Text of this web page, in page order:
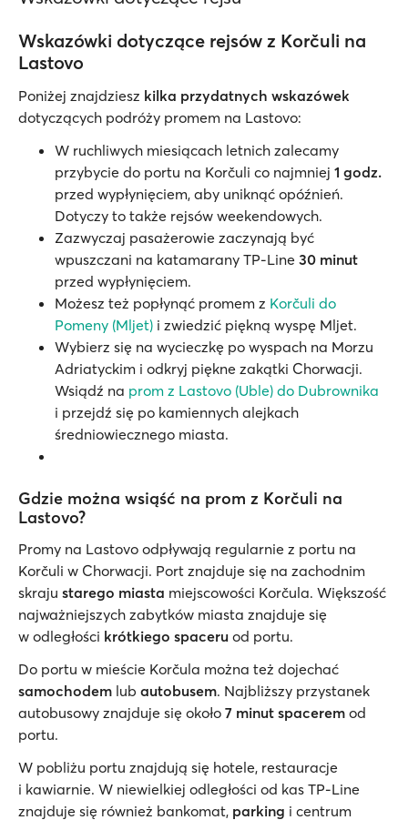
Wskazówki dotyczące rejsów z Korčuli na
Lastovo
Poniżej znajdziesz kilka przydatnych wskazówek
dotyczących podróży promem na Lastovo:
W ruchliwych miesiącach letnich zalecamy
przybycie do portu na Korčuli co najmniej 1 godz.
przed wypłynięciem, aby uniknąć opóźnień.
Dotyczy to także rejsów weekendowych.
Zazwyczaj pasażerowie zaczynają być
wpuszczani na katamarany TP-Line 30 minut
przed wypłynięciem.
Możesz też popłynąć promem z Korčuli do
Pomeny (Mljet) i zwiedzić piękną wyspę Mljet.
Wybierz się na wycieczkę po wyspach na Morzu
Adriatyckim i odkryj piękne zakątki Chorwacji.
Wsiądź na prom z Lastovo (Uble) do Dubrownika
i przejdź się po kamiennych alejkach
średniowiecznego miasta.
Gdzie można wsiąść na prom z Korčuli na
Lastovo?
Promy na Lastovo odpływają regularnie z portu na
Korčuli w Chorwacji. Port znajduje się na zachodnim
skraju starego miasta miejscowości Korčula. Większość
najważniejszych zabytków miasta znajduje się
w odległości krótkiego spaceru od portu.
Do portu w mieście Korčula można też dojechać
samochodem lub autobusem. Najbliższy przystanek
autobusowy znajduje się około 7 minut spacerem od
portu.
W pobliżu portu znajdują się hotele, restauracje
i kawiarnie. W niewielkiej odległości od kas TP-Line
znajduje się również bankomat, parking i centrum